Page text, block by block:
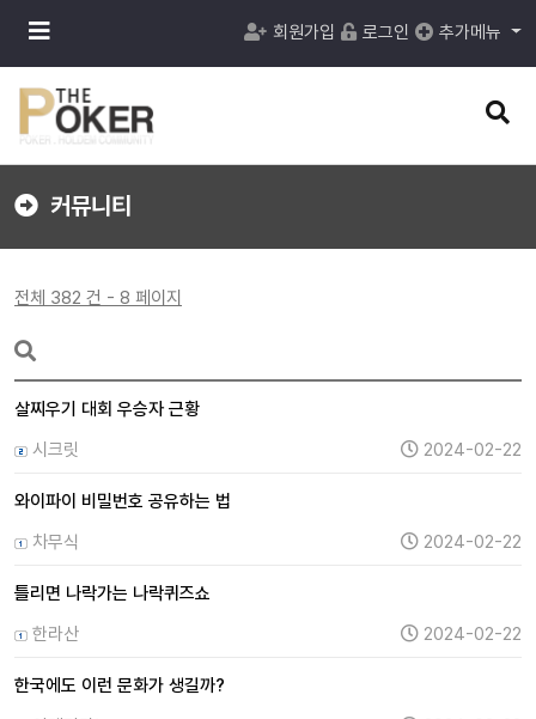
메
튼
회원가입 로그인 추가메뉴
검
버
커뮤니티
전체 382 건 - 8 페이지
살찌우기 대회 우승자 근황
시크릿
2024-02-22
와이파이 비밀번호 공유하는 법
차무식
2024-02-22
틀리면 나락가는 나락퀴즈쇼
한라산
2024-02-22
한국에도 이런 문화가 생길까?